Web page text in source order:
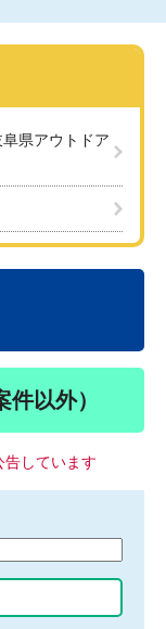
県アウトドア
以外）
告しています